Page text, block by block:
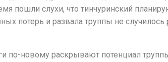
пошли слухи, что тинчуринский
потерь и развала труппы не
по-новому раскрывают потенциал